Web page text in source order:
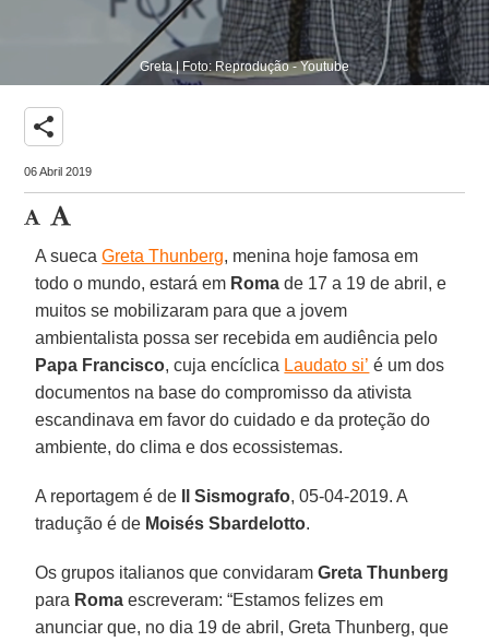
Greta | Foto: Reprodução - Youtube
share
06 Abril 2019
A suecaGreta Thunberg, menina hoje famosa em
todo o mundo, estará em Roma de 17 a 19 de abril, e
muitos se mobilizaram para que a jovem
ambientalista possa ser recebida em audiência pelo
Papa Francisco, cuja encíclica Laudato si’ é um dos
documentos na base do compromisso da ativista
escandinava em favor do cuidado e da proteção do
ambiente, do clima e dos ecossistemas.
A reportagem é de Il Sismografo, 05-04-2019. A
tradução é de Moisés Sbardelotto.
Os grupos italianos que convidaramGreta Thunberg
para Roma escreveram: “Estamos felizes em
anunciar que, no dia 19 de abril, Greta Thunberg, que